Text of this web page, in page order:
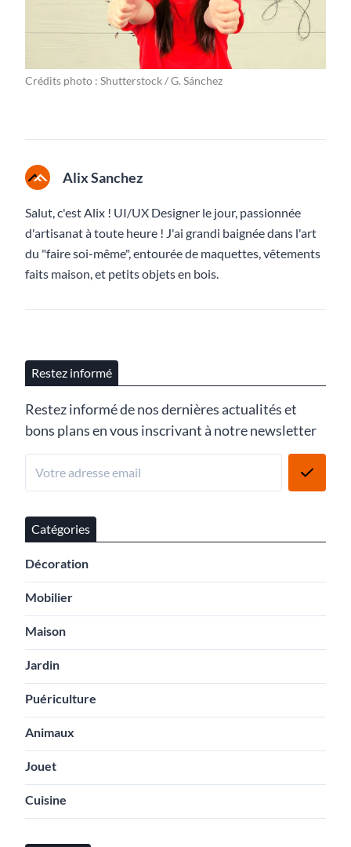
Crédits photo : Shutterstock / G. Sánchez
Alix Sanchez
Salut, c'est Alix ! UI/UX Designer le jour, passionnée
d'artisanat à toute heure ! J'ai grandi baignée dans l'art
du "faire soi-même", entourée de maquettes, vêtements
faits maison, et petits objets en bois.
Restez informé
Restez informé de nos dernières actualités et
bons plans en vous inscrivant à notre newsletter
Catégories
Décoration
Mobilier
Maison
Jardin
Puériculture
Animaux
Jouet
Cuisine